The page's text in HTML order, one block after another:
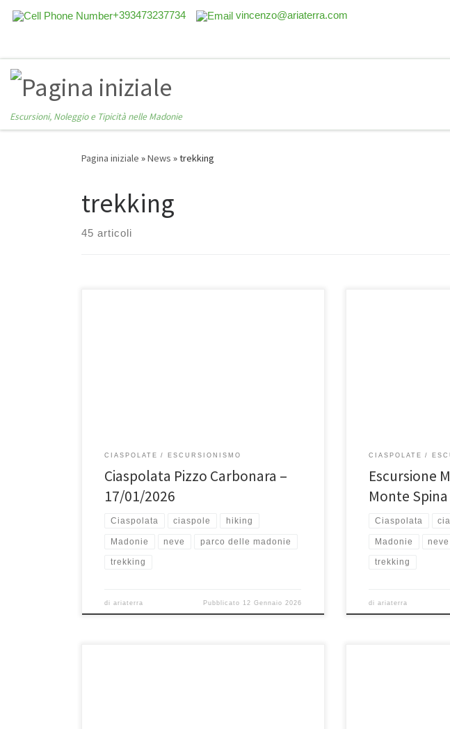
+393473237734 vincenzo@ariaterra.com
Escursioni, Noleggio e Tipicità nelle Madonie
Pagina iniziale »News »trekking
trekking
45 articoli
CIASPOLATE ESCURSIONISMO
Ciaspolata Pizzo Carbonara –
17/01/2026
Ciaspolata ciaspole hiking
Madonie neve parco delle madonie
trekking
diariaterra Pubblicato 12 Gennaio 2026
CIASPOLATE
Escursione
Monte
Ciaspolata
Madonie neve
trekking
diariaterra